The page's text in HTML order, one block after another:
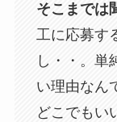
そこまでは
工に応募す
し・・。単
い理由なん
どこでもい